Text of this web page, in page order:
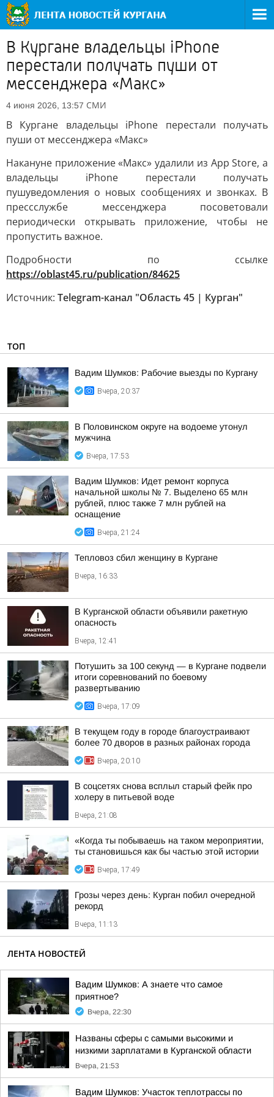
В Кургане владельцы iPhone
перестали получать пуши от
мессенджера «Макс»
4 июня 2026, 13:57 СМИ
В Кургане владельцы iPhone перестали получать
пуши от мессенджера «Макс»
Накануне приложение «Макс» удалили из App Store, а
владельцы iPhone перестали получать
пушуведомления о новых сообщениях и звонках. В
прессслужбе мессенджера посоветовали
периодически открывать приложение, чтобы не
пропустить важное.
Подробности по ссылке
https://oblast45.ru/publication/84625
Источник: Telegram-канал "Область 45 | Курган"
ТОП
Вадим Шумков: Рабочие выезды по Кургану
Вчера, 20:37
В Половинском округе на водоеме утонул
мужчина
Вчера, 17:53
Вадим Шумков: Идет ремонт корпуса
начальной школы № 7. Выделено 65 млн
рублей, плюс также 7 млн рублей на
оснащение
Вчера, 21:24
Тепловоз сбил женщину в Кургане
Вчера, 16:33
В Курганской области объявили ракетную
опасность
Вчера, 12:41
Потушить за 100 секунд — в Кургане подвели
итоги соревнований по боевому
развертыванию
Вчера, 17:09
В текущем году в городе благоустраивают
более 70 дворов в разных районах города
Вчера, 20:10
В соцсетях снова всплыл старый фейк про
холеру в питьевой воде
Вчера, 21:08
«Когда ты побываешь на таком мероприятии,
ты становишься как бы частью этой истории
Вчера, 17:49
Грозы через день: Курган побил очередной
рекорд
Вчера, 11:13
ЛЕНТА НОВОСТЕЙ
Вадим Шумков: А знаете что самое
приятное?
Вчера, 22:30
Названы сферы с самыми высокими и
низкими зарплатами в Курганской области
Вчера, 21:53
Вадим Шумков: Участок теплотрассы по